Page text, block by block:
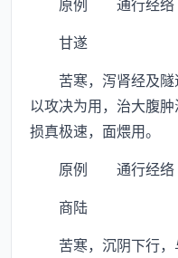
甘遂
苦寒，泻肾经及隧
以攻决为用，治大腹肿
损真极速，面煨用。
原例 通行经络
商陆
苦寒，沉阴下行，